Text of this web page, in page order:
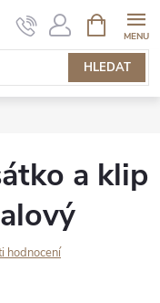
HLEDAT
NÁKUPNÍ
KOŠÍK
a klip
hodnocení